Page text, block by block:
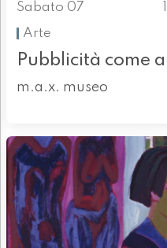
Sabato 07
Arte
Pubblicità come
m.a.x. museo